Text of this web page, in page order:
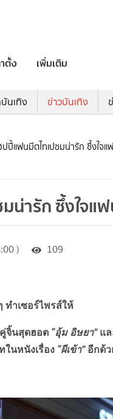
ตั้ง เพิ่มเติม
นเทิง ข่าวบันเทิง
ปี้แฟนมีตไทเปชมน่ารัก ซึ้งใจแ
ารัก ซึ้งใจแ
) 109
ทำเซอร์ไพรส์ให้
จิ้นสุดฮอต “อุ้ม อิษยา” แ
ในหนังเรื่อง “ผีเข้า” อีกด้ว